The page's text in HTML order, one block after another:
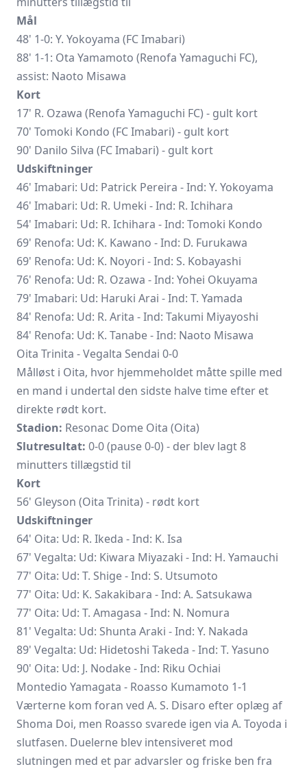
Mål
48' 1-0: Y. Yokoyama (FC Imabari)
88' 1-1: Ota Yamamoto (Renofa Yamaguchi FC),
assist: Naoto Misawa
Kort
17' R. Ozawa (Renofa Yamaguchi FC) - gult kort
70' Tomoki Kondo (FC Imabari) - gult kort
90' Danilo Silva (FC Imabari) - gult kort
Udskiftninger
46' Imabari: Ud: Patrick Pereira - Ind: Y. Yokoyama
46' Imabari: Ud: R. Umeki - Ind: R. Ichihara
54' Imabari: Ud: R. Ichihara - Ind: Tomoki Kondo
69' Renofa: Ud: K. Kawano - Ind: D. Furukawa
69' Renofa: Ud: K. Noyori - Ind: S. Kobayashi
76' Renofa: Ud: R. Ozawa - Ind: Yohei Okuyama
79' Imabari: Ud: Haruki Arai - Ind: T. Yamada
84' Renofa: Ud: R. Arita - Ind: Takumi Miyayoshi
84' Renofa: Ud: K. Tanabe - Ind: Naoto Misawa
Oita Trinita - Vegalta Sendai 0-0
Målløst i Oita, hvor hjemmeholdet måtte spille med
en mand i undertal den sidste halve time efter et
direkte rødt kort.
Stadion: Resonac Dome Oita (Oita)
Slutresultat: 0-0 (pause 0-0) - der blev lagt 8
minutters tillægstid til
Kort
56' Gleyson (Oita Trinita) - rødt kort
Udskiftninger
64' Oita: Ud: R. Ikeda - Ind: K. Isa
67' Vegalta: Ud: Kiwara Miyazaki - Ind: H. Yamauchi
77' Oita: Ud: T. Shige - Ind: S. Utsumoto
77' Oita: Ud: K. Sakakibara - Ind: A. Satsukawa
77' Oita: Ud: T. Amagasa - Ind: N. Nomura
81' Vegalta: Ud: Shunta Araki - Ind: Y. Nakada
89' Vegalta: Ud: Hidetoshi Takeda - Ind: T. Yasuno
90' Oita: Ud: J. Nodake - Ind: Riku Ochiai
Montedio Yamagata - Roasso Kumamoto 1-1
Værterne kom foran ved A. S. Disaro efter oplæg af
Shoma Doi, men Roasso svarede igen via A. Toyoda i
slutfasen. Duelerne blev intensiveret mod
slutningen med et par advarsler og friske ben fra